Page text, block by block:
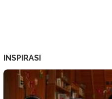
INSPIRASI